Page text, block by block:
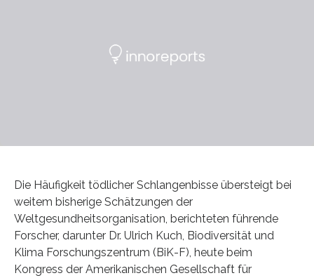
Die Häufigkeit tödlicher Schlangenbisse übersteigt bei
weitem bisherige Schätzungen der
Weltgesundheitsorganisation, berichteten führende
Forscher, darunter Dr. Ulrich Kuch, Biodiversität und
Klima Forschungszentrum (BiK-F), heute beim
Kongress der Amerikanischen Gesellschaft für